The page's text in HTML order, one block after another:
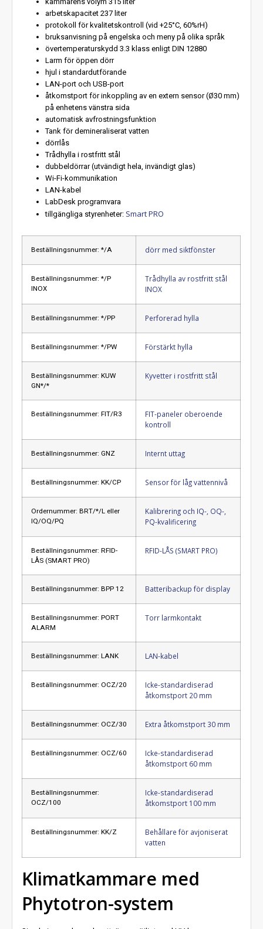
arbetskapacitet 237 liter
protokoll för kvalitetskontroll (vid +25°C, 60%rH)
bruksanvisning på engelska och meny på olika språk
övertemperaturskydd 3.3 klass enligt DIN 12880
Larm för öppen dörr
hjul i standardutförande
LAN-port och USB-port
åtkomstport för inkoppling av en extern sensor (Ø30 mm)
på enhetens vänstra sida
automatisk avfrostningsfunktion
Tank för demineraliserat vatten
dörrlås
Trådhylla i rostfritt stål
dubbeldörrar (utvändigt hela, invändigt glas)
Wi-Fi-kommunikation
LAN-kabel
LabDesk programvara
tillgängliga styrenheter: Smart PRO
Beställningsnummer: */A dörr med siktfönster
Beställningsnummer: */P
INOX
Trådhylla av rostfritt stål
INOX
Beställningsnummer: */PP Perforerad hylla
Beställningsnummer: */PW Förstärkt hylla
Beställningsnummer: KUW
GN*/*
Kyvetter i rostfritt stål
Beställningsnummer: FIT/R3
FIT-paneler oberoende
kontroll
Beställningsnummer: GNZ Internt uttag
Beställningsnummer: KK/CP Sensor för låg vattennivå
Ordernummer: BRT/*/L eller
IQ/OQ/PQ
Kalibrering och IQ-, OQ-,
PQ-kvalificering
Beställningsnummer: RFID-
LÅS (SMART PRO)
RFID-LÅS (SMART PRO)
Beställningsnummer: BPP 12 Batteribackup för display
Beställningsnummer: PORT
ALARM
Torr larmkontakt
Beställningsnummer: LANK LAN-kabel
Beställningsnummer: OCZ/20
Icke-standardiserad
åtkomstport 20 mm
Beställningsnummer: OCZ/30 Extra åtkomstport 30 mm
Beställningsnummer: OCZ/60
Icke-standardiserad
åtkomstport 60 mm
Beställningsnummer:
OCZ/100
Icke-standardiserad
åtkomstport 100 mm
Beställningsnummer: KK/Z
Behållare för avjoniserat
vatten
Klimatkammare med
Phytotron-system